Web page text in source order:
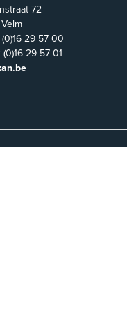
72
(0)16 29 57 00
(0)16 29 57 01